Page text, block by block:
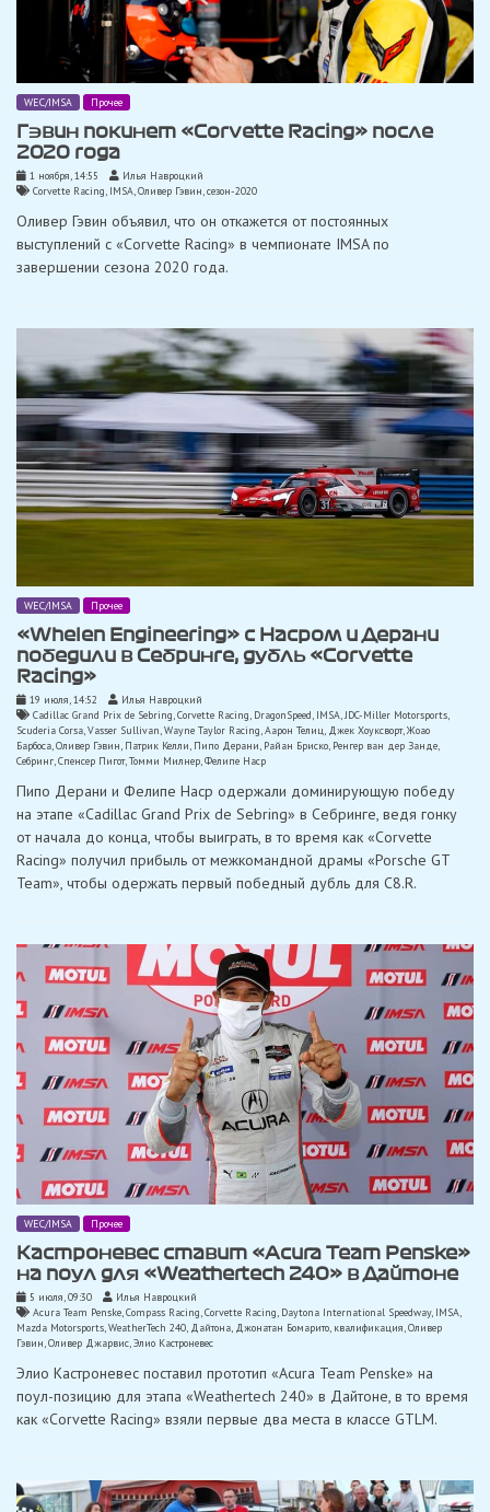
WEC/IMSA Прочее
Гэвин покинет «Corvette Racing» после
2020 года
1 ноября, 14:55
Илья Навроцкий
Corvette Racing IMSA Оливер Гэвин сезон-2020
Оливер Гэвин объявил, что он откажется от постоянных
выступлений с «Corvette Racing» в чемпионате IMSA по
завершении сезона 2020 года.
WEC/IMSA Прочее
«Whelen Engineering» с Насром и Дерани
победили в Себринге, дубль «Corvette
Racing»
19 июля, 14:52
Илья Навроцкий
Cadillac Grand Prix de Sebring,Corvette Racing, DragonSpeed, IMSA,JDC-Miller Motorsports
Scuderia Corsa,Vasser Sullivan,Wayne Taylor Racing,Аарон Телиц, Джек Хоуксворт,Жоао
Барбоса,Оливер Гэвин, Патрик Келли, Пипо Дерани, Райан Бриско, Ренгер ван дер Занде
Себринг,Спенсер Пигот,Томми Милнер,Фелипе Наср
Пипо Дерани и Фелипе Наср одержали доминирующую победу
на этапе «Cadillac Grand Prix de Sebring» в Себринге, ведя гонку
от начала до конца, чтобы выиграть, в то время как «Corvette
Racing» получил прибыль от межкомандной драмы «Porsche GT
Team», чтобы одержать первый победный дубль для C8.R.
WEC/IMSA Прочее
Кастроневес ставит «Acura Team Penske»
на поул для «Weathertech 240» в Дайтоне
5 июля, 09:30
Илья Навроцкий
Acura Team Penske Compass Racing Corvette Racing Daytona International Speedway, IMSA
Mazda Motorsports WeatherTech 240 Дайтона Джонатан Бомарито квалификация Оливер
Гэвин Оливер Джарвис Элио Кастроневес
Элио Кастроневес поставил прототип «Acura Team Penske» на
поул-позицию для этапа «Weathertech 240» в Дайтоне, в то время
как «Corvette Racing» взяли первые два места в классе GTLM.